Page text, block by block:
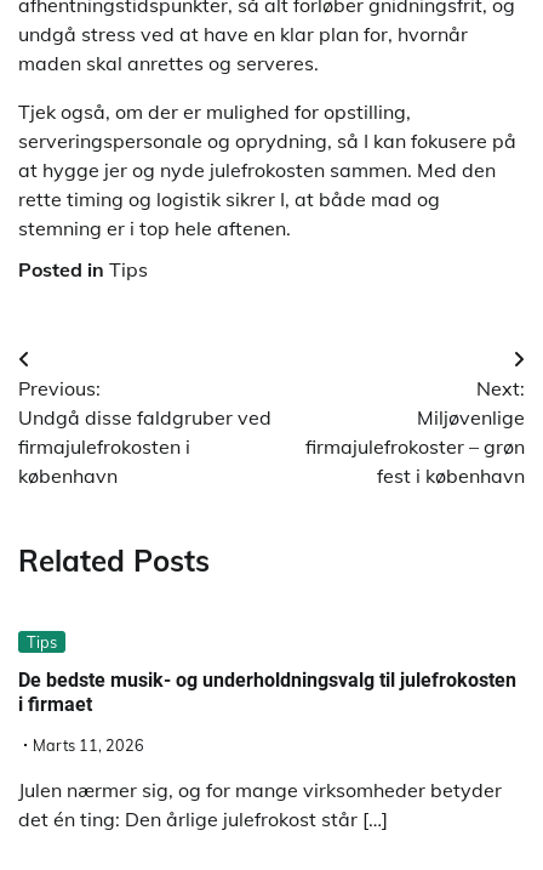
afhentningstidspunkter, så alt forløber gnidningsfrit, og
undgå stress ved at have en klar plan for, hvornår
maden skal anrettes og serveres.
Tjek også, om der er mulighed for opstilling,
serveringspersonale og oprydning, så I kan fokusere på
at hygge jer og nyde julefrokosten sammen. Med den
rette timing og logistik sikrer I, at både mad og
stemning er i top hele aftenen.
Posted in Tips
Indlægsnavigation
Previous:
Undgå disse faldgruber ved
firmajulefrokosten i
københavn
Next:
Miljøvenlige
firmajulefrokoster – grøn
fest i københavn
Related Posts
Tips
De bedste musik- og underholdningsvalg til julefrokosten
i firmaet
Marts 11, 2026
Julen nærmer sig, og for mange virksomheder betyder
det én ting: Den årlige julefrokost står […]